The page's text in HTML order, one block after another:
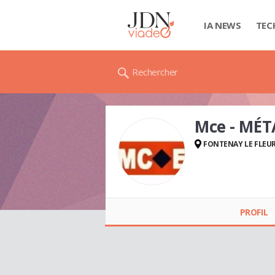
IA NEWS
Rechercher
Mce -
FONTENAY LE
PROFIL